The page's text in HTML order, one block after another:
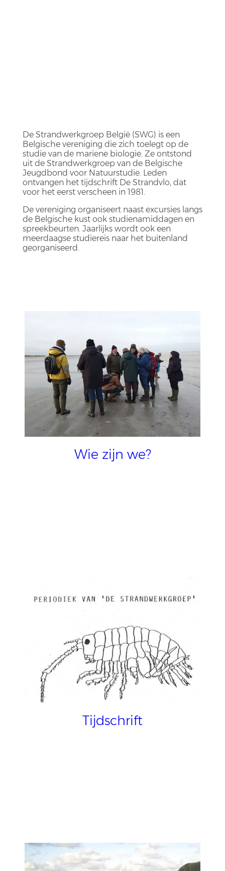
De Strandwerkgroep België (SWG) is een
Belgische vereniging die zich toelegt op de
studie van de mariene biologie. Ze ontstond
uit de Strandwerkgroep van de Belgische
Jeugdbond voor Natuurstudie. Leden
ontvangen het tijdschrift De Strandvlo, dat
voor het eerst verscheen in 1981.
De vereniging organiseert naast excursies langs
de Belgische kust ook studienamiddagen en
spreekbeurten. Jaarlijks wordt ook een
meerdaagse studiereis naar het buitenland
georganiseerd.
Wie zijn we?
Tijdschrift